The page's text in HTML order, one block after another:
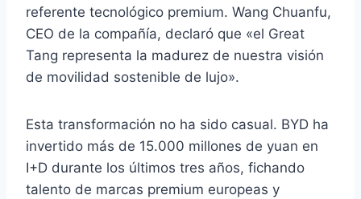
referente tecnológico premium. Wang Chuanfu,
CEO de la compañía, declaró que «el Great
Tang representa la madurez de nuestra visión
de movilidad sostenible de lujo».
Esta transformación no ha sido casual. BYD ha
invertido más de 15.000 millones de yuan en
I+D durante los últimos tres años, fichando
talento de marcas premium europeas y